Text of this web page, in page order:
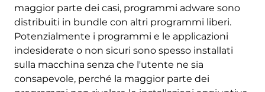
maggior parte dei casi, programmi adware sono
distribuiti in bundle con altri programmi liberi.
Potenzialmente i programmi e le applicazioni
indesiderate o non sicuri sono spesso installati
sulla macchina senza che l'utente ne sia
consapevole, perché la maggior parte dei